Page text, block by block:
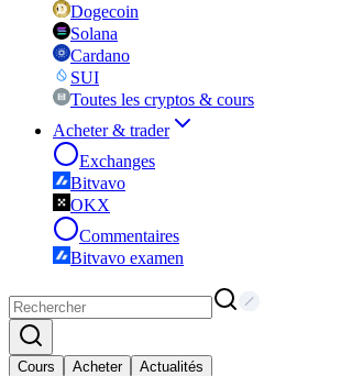
Dogecoin
Solana
Cardano
SUI
Toutes les cryptos & cours
Acheter & trader
Exchanges
Bitvavo
OKX
Commentaires
Bitvavo examen
Cours Acheter Actualités